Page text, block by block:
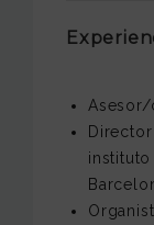
Asesor/